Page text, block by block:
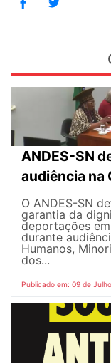
ANDES-SN
audiência na
O ANDES-SN
garantia da
deportações
durante
Humanos,
dos...
Publicado em: 09 de